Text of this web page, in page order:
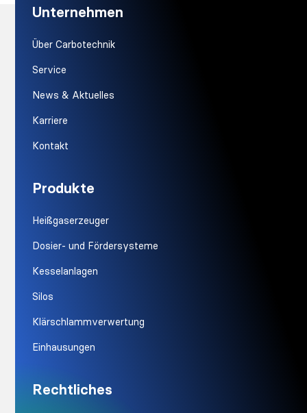
Unternehmen
Über Carbotechnik
Service
News & Aktuelles
Karriere
Kontakt
Produkte
Heißgaserzeuger
Dosier- und Fördersysteme
Kesselanlagen
Silos
Klärschlammverwertung
Einhausungen
Rechtliches